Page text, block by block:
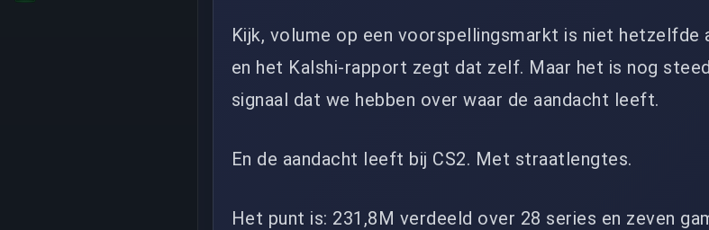
Kijk, volume op een voorspellingsmarkt is niet hetzelfde
en het Kalshi-rapport zegt dat zelf. Maar het is nog
signaal dat we hebben over waar de aandacht leeft.
En de aandacht leeft bij CS2. Met straatlengtes.
Het punt is: 231,8M verdeeld over 28 series en zeven